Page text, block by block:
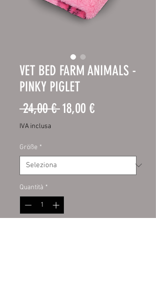
VET BED FARM ANIMALS -
PINKY PIGLET
24,00 € Prezzo
18,00 €Prezzo
IVA inclusa
Größe *
Quantità *